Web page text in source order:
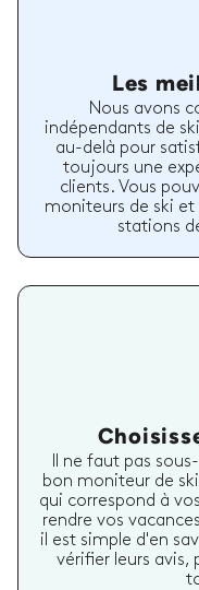
Les
Nous avons
indépendants de
au-delà pour
toujours une
clients. Vous
moniteurs de ski et
stations
Il ne faut pas
bon moniteur de
qui correspond à
rendre vos
il est simple d'en
vérifier leurs avis,